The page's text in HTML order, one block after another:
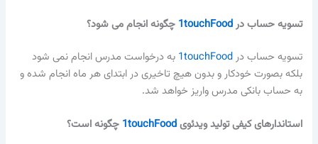
تسویه حساب در1touchFood چگونه انجام می شود؟
تسویه حساب در1touchFood به درخواست مدرس انجام نمی شود
بلکه بصورت خودکار و بدون هیچ تاخیری در ابتدای هر ماه انجام شده و
به حساب بانکی مدرس واریز خواهد شد.
استاندارهای کیفی تولید ویدئوی1touchFood چگونه است؟